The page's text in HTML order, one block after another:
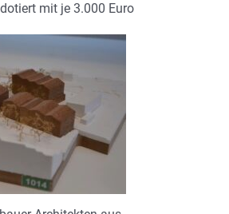
mit je 3.000 Euro